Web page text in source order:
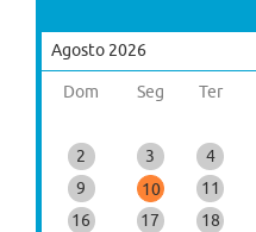
Agosto 2026
Dom Seg Ter
2
3 4
9
10 11
16
17 18